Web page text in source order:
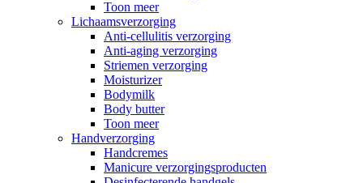
Toon meer
Lichaamsverzorging
Anti-cellulitis verzorging
Anti-aging verzorging
Striemen verzorging
Moisturizer
Bodymilk
Body butter
Toon meer
Handverzorging
Handcremes
Manicure verzorgingsproducten